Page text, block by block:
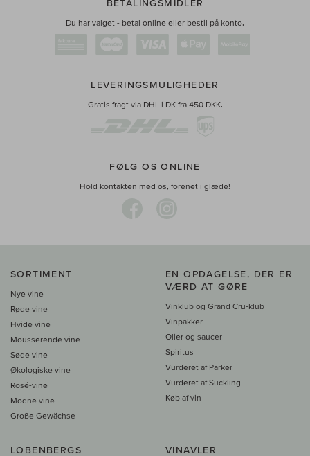
BETALINGSMIDLER
Du har valget - betal online eller bestil på konto.
LEVERINGSMULIGHEDER
Gratis fragt via DHL i DK fra 450 DKK.
FØLG OS ONLINE
Hold kontakten med os, forenet i glæde!
SORTIMENT
Nye vine
Røde vine
Hvide vine
Mousserende vine
Søde vine
Økologiske vine
Rosé-vine
Modne vine
Große Gewächse
EN OPDAGELSE, DER ER
VÆRD AT GØRE
Vinklub og Grand Cru-klub
Vinpakker
Olier og saucer
Spiritus
Vurderet af Parker
Vurderet af Suckling
Køb af vin
LOBENBERGS VINAVLER